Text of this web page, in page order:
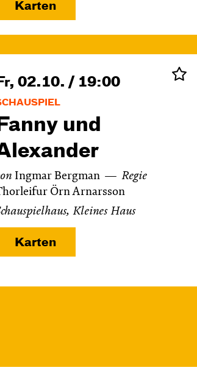
Karten
02.10. / 19:00
Fanny und
Ingmar Bergman
Regie
Örn Arnarsson
Kleines Haus
Karten